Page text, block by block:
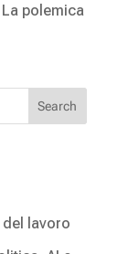
polemica
Search
lavoro